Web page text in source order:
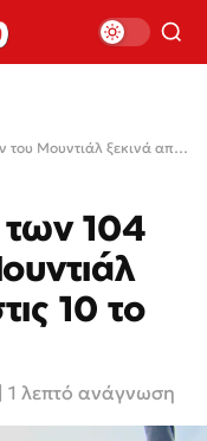
Ο μαραθώνιος των 104 αγώνων του Μουντιάλ ξεκινά απόψε στις 10 το βράδυ
104
10 το
| 1 λεπτό ανάγνωση